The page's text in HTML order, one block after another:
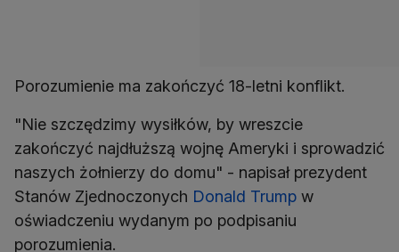
Porozumienie ma zakończyć 18-letni konflikt.
"Nie szczędzimy wysiłków, by wreszcie
zakończyć najdłuższą wojnę Ameryki i sprowadzić
naszych żołnierzy do domu" - napisał prezydent
Stanów Zjednoczonych Donald Trump w
oświadczeniu wydanym po podpisaniu
porozumienia.